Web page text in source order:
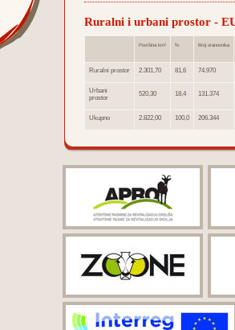
Ruralni i urbani prostor -
Površina km² % Broj stanovnika
Ruralni prostor 2.301,70 81,6 74.970
Urbani
prostor
520,30 18,4 131.374
Ukupno 2.822,00 100,0 206.344